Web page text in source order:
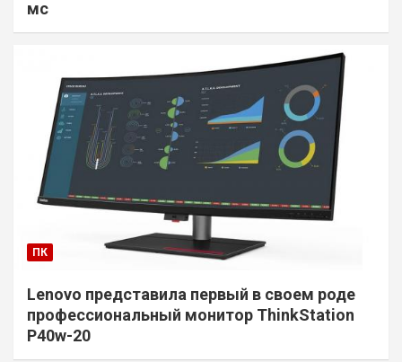
мс
ПК
Lenovo представила первый в своем роде
профессиональный монитор ThinkStation
P40w-20